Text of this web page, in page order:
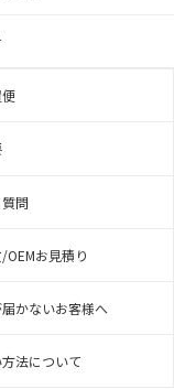
OEMお見積り
法について
問
届かないお客様へ